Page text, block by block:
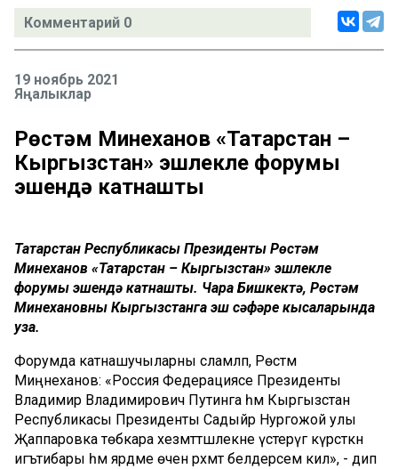
Комментарий 0
19 ноябрь 2021
Яңалыклар
Рөстәм Миңнеханов «Татарстан –
Кыргызстан» эшлекле форумы
эшендә катнашты
Татарстан Республикасы Президенты Рөстәм
Миңнеханов «Татарстан – Кыргызстан» эшлекле
форумы эшендә катнашты. Чара Бишкектә, Рөстәм
Миңнехановның Кыргызстанга эш сәфәре кысаларында
уза.
Форумда катнашучыларны сәламләп, Рөстәм
Миңнеханов: «Россия Федерациясе Президенты
Владимир Владимирович Путинга һәм Кыргызстан
Республикасы Президенты Садыйр Нургожой улы
Җаппаровка төбәкара хезмәттәшлекне үстерүгә күрсәткән
игътибары һәм ярдәме өчен рәхмәт белдерәсем килә», - дип